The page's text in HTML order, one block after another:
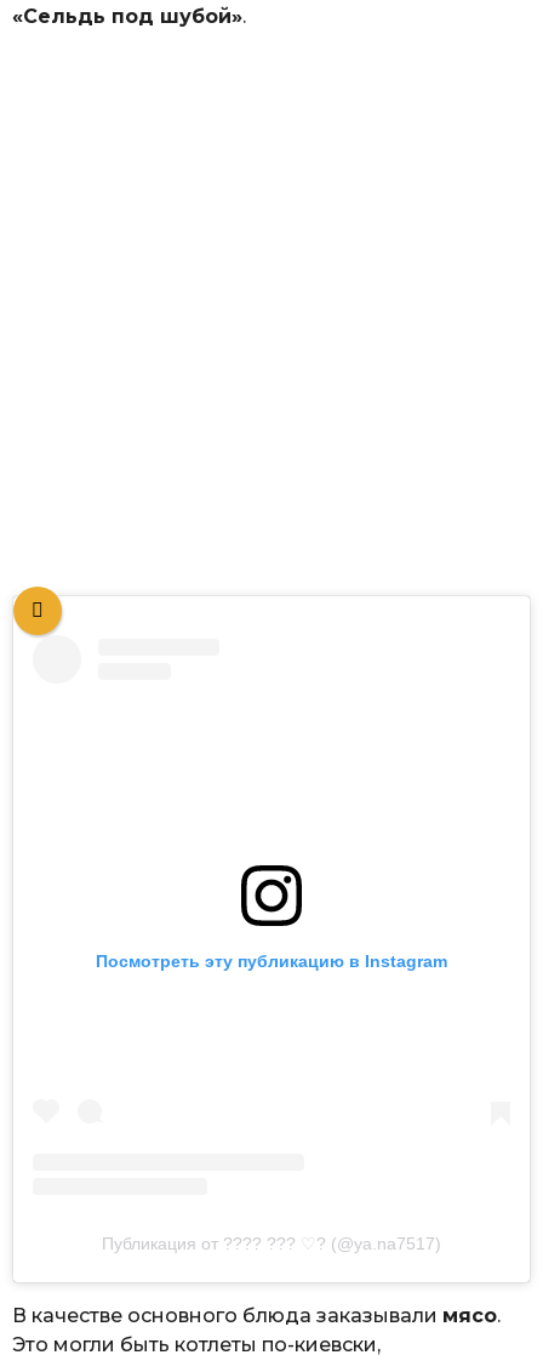
«Сельдь под шубой».
Посмотреть эту публикацию в Instagram
Публикация от ???? ??? ♡? (@ya.na7517)
В качестве основного блюда заказывали мясо.
Это могли быть котлеты по-киевски,